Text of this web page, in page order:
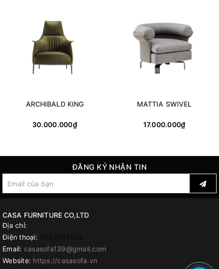
ARCHIBALD KING
30.000.000₫
MATTIA SWIVEL
17.000.000₫
ĐĂNG KÝ NHẬN TIN
CASA FURNITURE CO,LTD
Địa chỉ:
Điện thoại:
Email: casasofa139@gmail.com
Website: https://casasofa.vn